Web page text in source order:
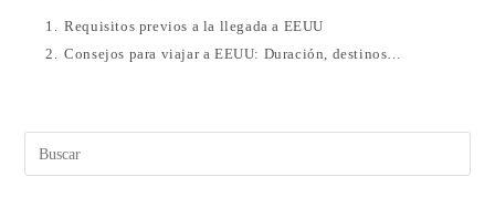
1. Requisitos previos a la llegada a EEUU
2. Consejos para viajar a EEUU: Duración, destinos…